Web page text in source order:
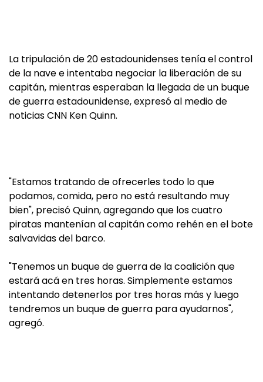
La tripulación de 20 estadounidenses tenía el control
de la nave e intentaba negociar la liberación de su
capitán, mientras esperaban la llegada de un buque
de guerra estadounidense, expresó al medio de
noticias CNN Ken Quinn.
"Estamos tratando de ofrecerles todo lo que
podamos, comida, pero no está resultando muy
bien", precisó Quinn, agregando que los cuatro
piratas mantenían al capitán como rehén en el bote
salvavidas del barco.
"Tenemos un buque de guerra de la coalición que
estará acá en tres horas. Simplemente estamos
intentando detenerlos por tres horas más y luego
tendremos un buque de guerra para ayudarnos",
agregó.